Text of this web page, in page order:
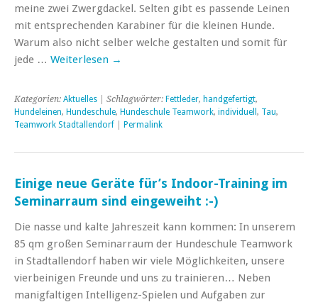
meine zwei Zwergdackel. Selten gibt es passende Leinen
mit entsprechenden Karabiner für die kleinen Hunde.
Warum also nicht selber welche gestalten und somit für
jede … Weiterlesen →
Kategorien: Aktuelles | Schlagwörter: Fettleder, handgefertigt,
Hundeleinen, Hundeschule, Hundeschule Teamwork, individuell , Tau,
Teamwork Stadtallendorf
Permalink
Einige neue Geräte für’s Indoor-Training im
Seminarraum sind eingeweiht :-)
Die nasse und kalte Jahreszeit kann kommen: In unserem
85 qm großen Seminarraum der Hundeschule Teamwork
in Stadtallendorf haben wir viele Möglichkeiten, unsere
vierbeinigen Freunde und uns zu trainieren… Neben
manigfaltigen Intelligenz-Spielen und Aufgaben zur